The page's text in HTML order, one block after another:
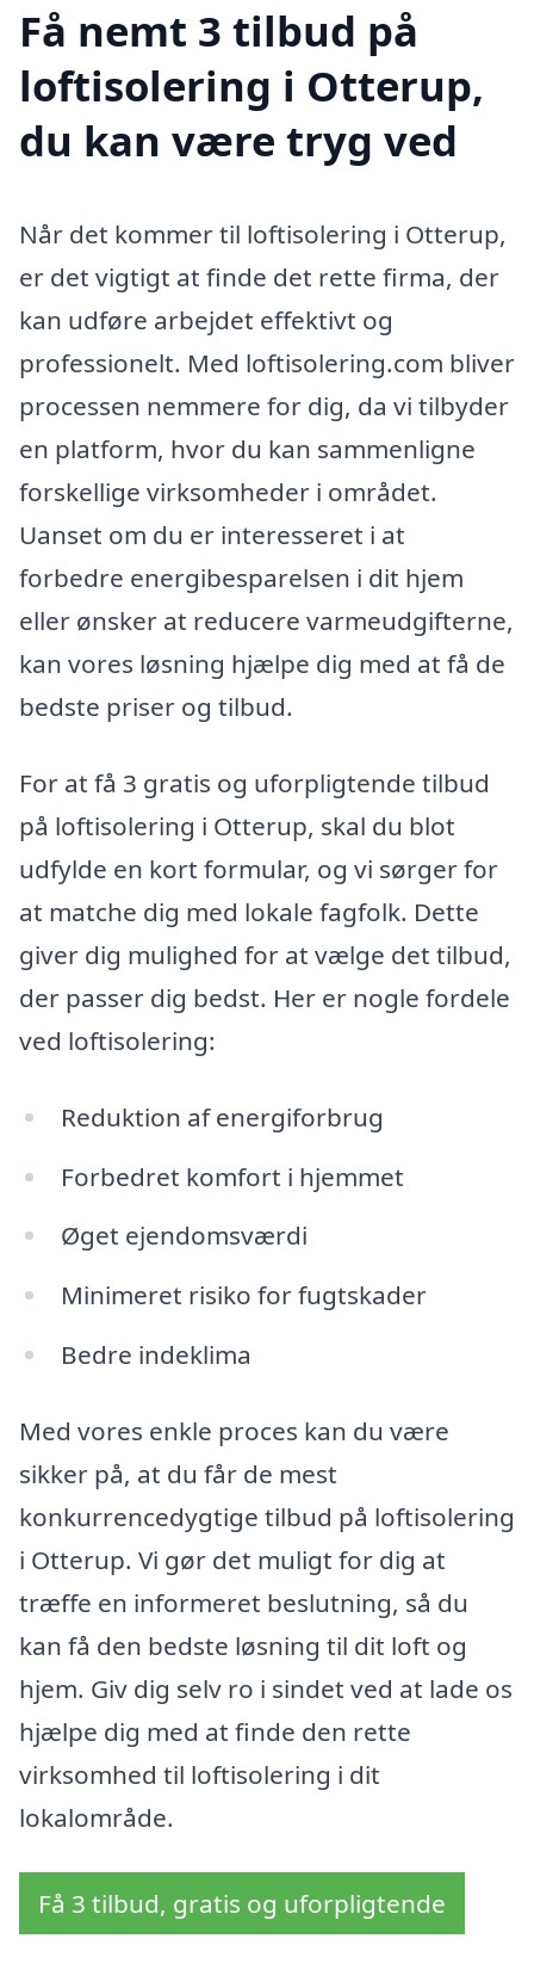
Få nemt 3 tilbud på
loftisolering i Otterup,
du kan være tryg ved
Når det kommer til loftisolering i Otterup,
er det vigtigt at finde det rette firma, der
kan udføre arbejdet effektivt og
professionelt. Med loftisolering.com bliver
processen nemmere for dig, da vi tilbyder
en platform, hvor du kan sammenligne
forskellige virksomheder i området.
Uanset om du er interesseret i at
forbedre energibesparelsen i dit hjem
eller ønsker at reducere varmeudgifterne,
kan vores løsning hjælpe dig med at få de
bedste priser og tilbud.
For at få 3 gratis og uforpligtende tilbud
på loftisolering i Otterup, skal du blot
udfylde en kort formular, og vi sørger for
at matche dig med lokale fagfolk. Dette
giver dig mulighed for at vælge det tilbud,
der passer dig bedst. Her er nogle fordele
ved loftisolering:
Reduktion af energiforbrug
Forbedret komfort i hjemmet
Øget ejendomsværdi
Minimeret risiko for fugtskader
Bedre indeklima
Med vores enkle proces kan du være
sikker på, at du får de mest
konkurrencedygtige tilbud på loftisolering
i Otterup. Vi gør det muligt for dig at
træffe en informeret beslutning, så du
kan få den bedste løsning til dit loft og
hjem. Giv dig selv ro i sindet ved at lade os
hjælpe dig med at finde den rette
virksomhed til loftisolering i dit
lokalområde.
Få 3 tilbud, gratis og uforpligtende